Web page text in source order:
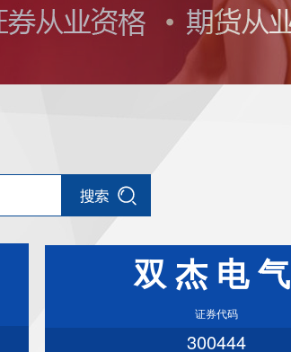
双杰电气
证券代码
300444